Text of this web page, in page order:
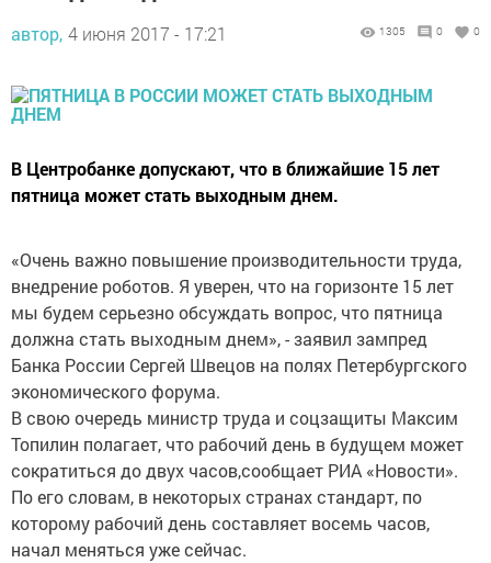
автор, 4 июня 2017 - 17:21 1305 0 0
В Центробанке допускают, что в ближайшие 15 лет
пятница может стать выходным днем.
«Очень важно повышение производительности труда,
внедрение роботов. Я уверен, что на горизонте 15 лет
мы будем серьезно обсуждать вопрос, что пятница
должна стать выходным днем», - заявил зампред
Банка России Сергей Швецов на полях Петербургского
экономического форума.
В свою очередь министр труда и соцзащиты Максим
Топилин полагает, что рабочий день в будущем может
сократиться до двух часов,сообщает РИА «Новости».
По его словам, в некоторых странах стандарт, по
которому рабочий день составляет восемь часов,
начал меняться уже сейчас.